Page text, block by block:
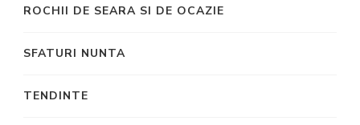
ROCHII DE SEARA SI DE OCAZIE
SFATURI NUNTA
TENDINTE